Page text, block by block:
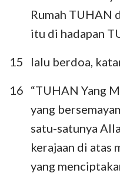
Rumah TUHAN
itu di hadapan
15
lalu berdoa,
16 “TUHAN Yang
yang
satu-satunya
kerajaan di atas
yang